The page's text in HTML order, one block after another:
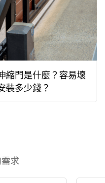
縮門是什麼？容易壞
裝多少錢？
求